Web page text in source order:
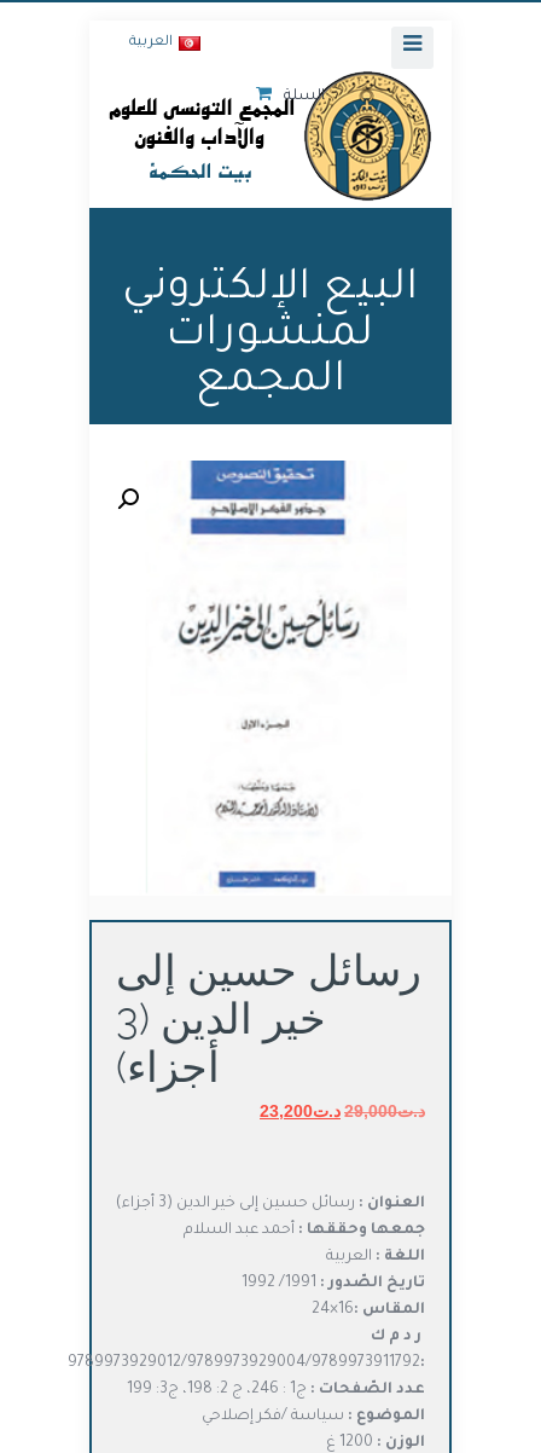
العربية
السلة
البيع الإلكتروني
لمنشورات
المجمع
🔍
رسائل حسين إلى
خير الدين (3
أجزاء)
د.ت29,000 السعر
د.ت23,200السعر
العنوان : رسائل حسين إلى خير الدين (3 أجزاء)
جمعها وحققها : أحمد عبد السلام
اللغة : العربية
تاريخ الصّدور :
المقاس :16×24
ر د م ك
:
9789973929012/9789973929004/9789973911792
عدد الصّفحات : ج1 : 246، ج 2: 198، ج3: 199
الموضوع : سياسة /فكر إصلاحي
الوزن :